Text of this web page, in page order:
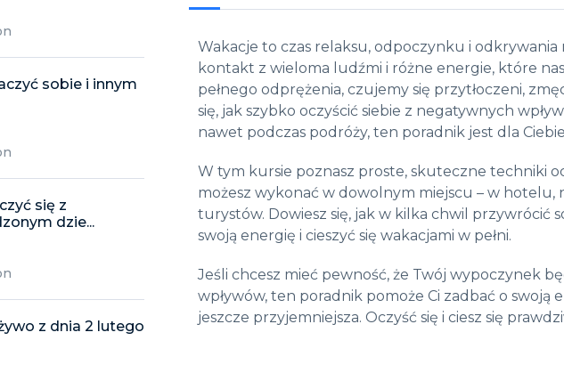
sobie i innym
się z
dzie...
z dnia 2 lutego
Wakacje to czas relaksu, odpoczynku i
kontakt z wieloma ludźmi i różne energie, które
pełnego odprężenia, czujemy się przytłoczeni,
się, jak szybko oczyścić siebie z negatywnych
nawet podczas podróży, ten poradnik jest dla
W tym kursie poznasz proste, skuteczne techniki
możesz wykonać w dowolnym miejscu – w hotelu,
turystów. Dowiesz się, jak w kilka chwil przywrócić
swoją energię i cieszyć się wakacjami w pełni.
Jeśli chcesz mieć pewność, że Twój wypoczynek
wpływów, ten poradnik pomoże Ci zadbać o swoją
jeszcze przyjemniejsza. Oczyść się i ciesz się